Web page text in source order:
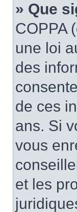
» Que
COPPA
une loi
des
de ces
ans. Si
vous
et les